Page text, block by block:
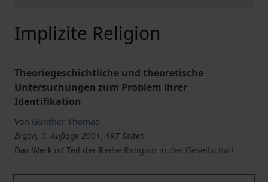
Implizite Religion
Theoriegeschichtliche und theoretische
Untersuchungen zum Problem ihrer
Identifikation
Von Günther Thomas
Ergon, 1. Auflage 2001, 497 Seiten
Das Werk ist Teil der Reihe Religion in der Gesellschaft